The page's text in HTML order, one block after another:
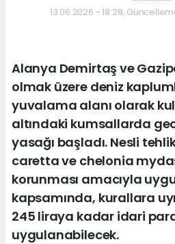
13.06.2026 - 18:28,
Alanya Demirtaş ve
olmak üzere deniz
yuvalama alanı olarak
altındaki kumsallarda
yasağı başladı. Nesli
caretta ve chelonia
korunması amacıyla
kapsamında, kurallara
245 liraya kadar idari
uygulanabilecek.